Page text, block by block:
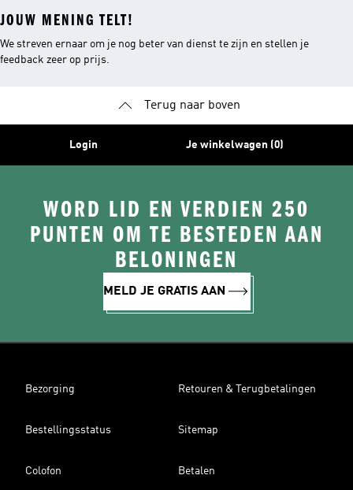
JOUW MENING TELT!
We streven ernaar om je nog beter van dienst te zijn en stellen je
feedback zeer op prijs.
Terug naar boven
Login Je winkelwagen (0)
WORD LID EN VERDIEN 250
PUNTEN OM TE BESTEDEN AAN
BELONINGEN
MELD JE GRATIS AAN
Bezorging Retouren & Terugbetalingen
Bestellingsstatus Sitemap
Colofon Betalen